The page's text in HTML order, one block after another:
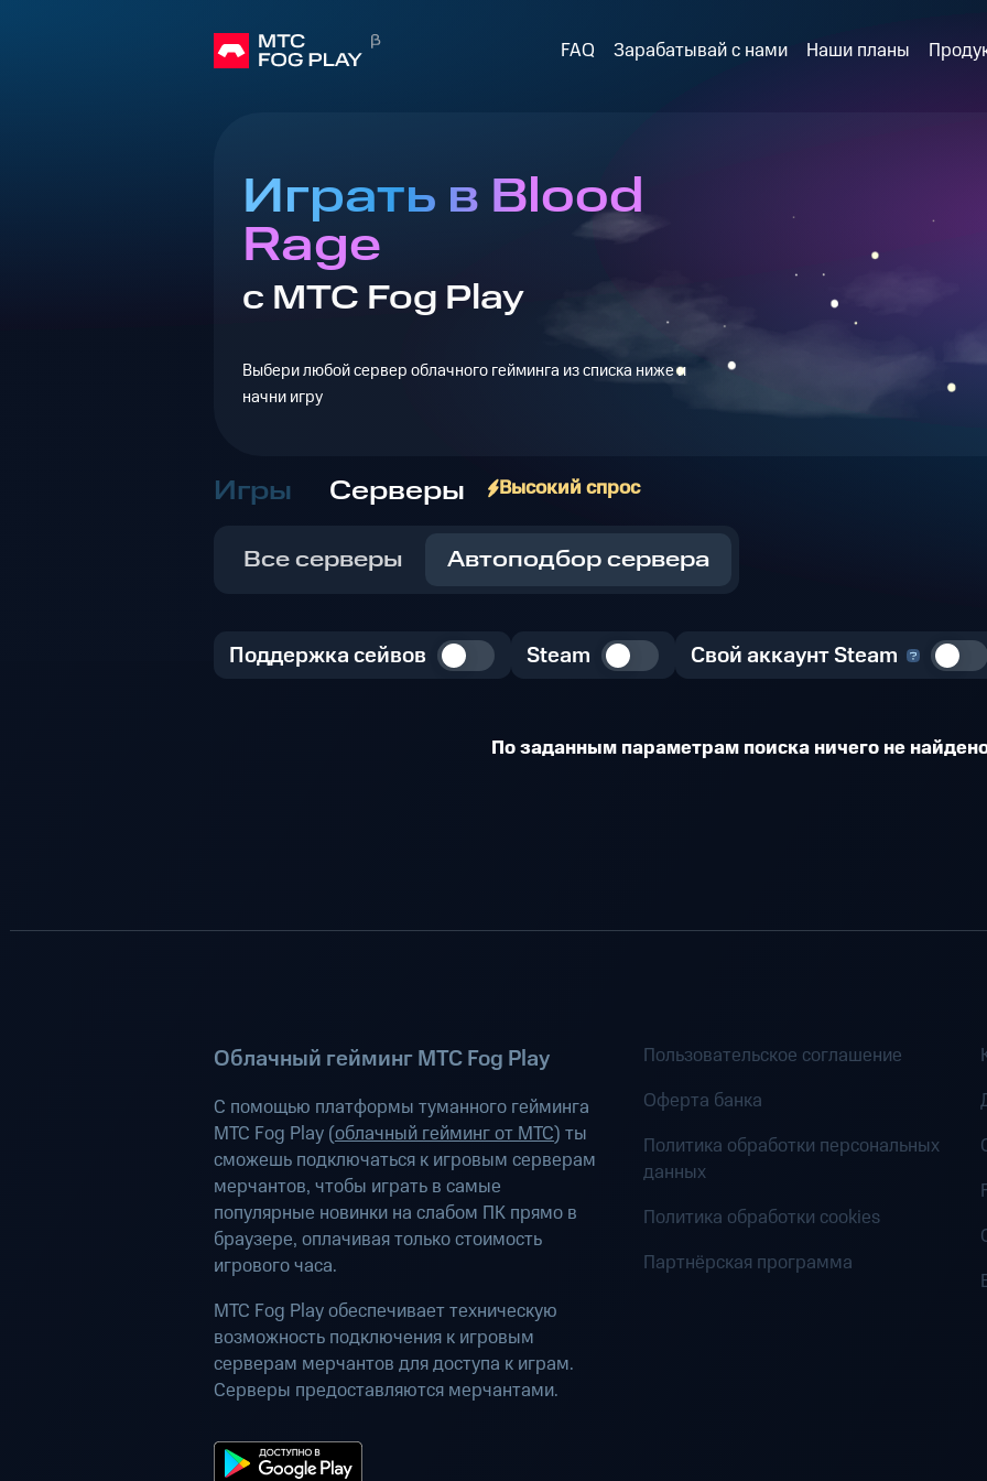
FAQ Зарабатывай с нами Наши планы
Играть в Blood
Rage
с МТС Fog Play
Выбери любой сервер облачного гейминга из списка ниже и
начни игру
Игры Серверы Высокий спрос
Все серверы Автоподбор сервера
Поддержка сейвов Steam Свой аккаунт Steam
По заданным параметрам поиска ничего не
Облачный гейминг МТС Fog Play
С помощью платформы туманного гейминга
МТС Fog Play (облачный гейминг от МТС) ты
сможешь подключаться к игровым серверам
мерчантов, чтобы играть в самые
популярные новинки на слабом ПК прямо в
браузере, оплачивая только стоимость
игрового часа.
МТС Fog Play обеспечивает техническую
возможность подключения к игровым
серверам мерчантов для доступа к играм.
Серверы предоставляются мерчантами.
Пользовательское соглашение
Оферта банка
Политика обработки персональных
данных
Политика обработки cookies
Партнёрская программа